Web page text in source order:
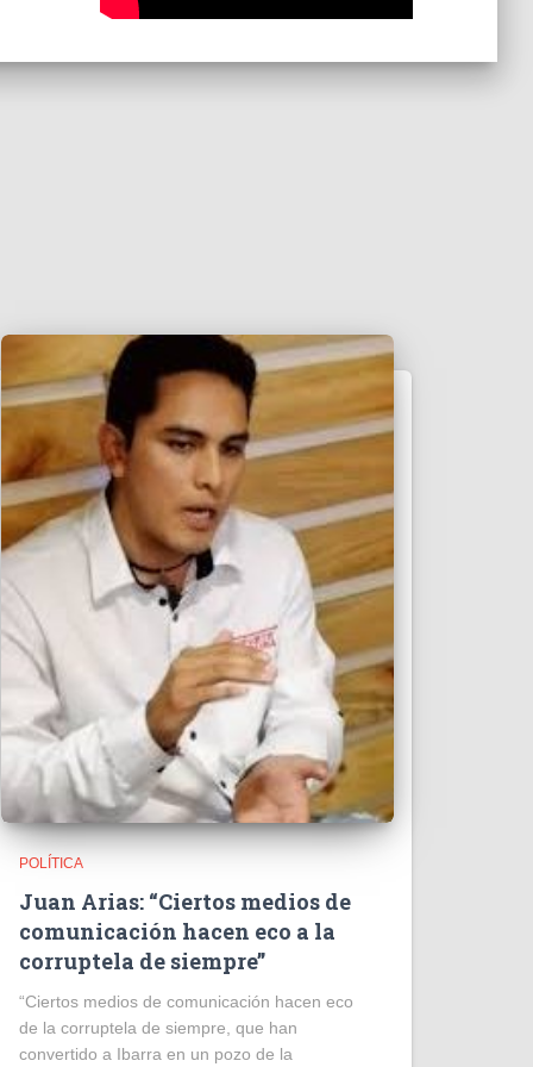
POLÍTICA
Juan Arias: “Ciertos medios de
comunicación hacen eco a la
corruptela de siempre”
“Ciertos medios de comunicación hacen eco
de la corruptela de siempre, que han
convertido a Ibarra en un pozo de la